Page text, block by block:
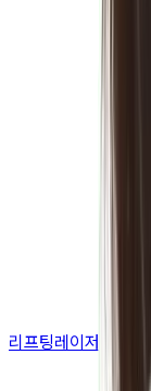
리프팅레이저